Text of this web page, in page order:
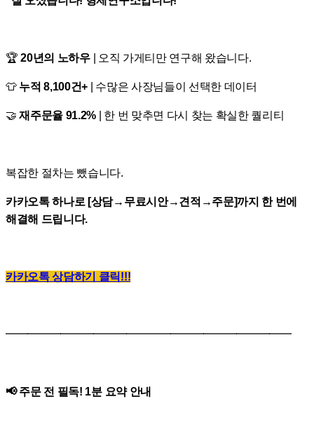
🏆20년의 노하우| 오직 가게티만 연구해 왔습니다.
👕 누적 8,100건+ | 수많은 사장님들이 선택한 데이터
🤝재주문율 91.2% | 한 번 맞추면 다시 찾는 확실한 퀄리티
복잡한 절차는 뺐습니다.
카카오톡 하나로 [상담→무료시안→견적→주문]까지 한 번에
해결해 드립니다.
카카오톡 상담하기 클릭!!!
━━━━━━━━━━━━━━━━━━━━━━━━━━
📢 주문 전 필독! 1분 요약 안내